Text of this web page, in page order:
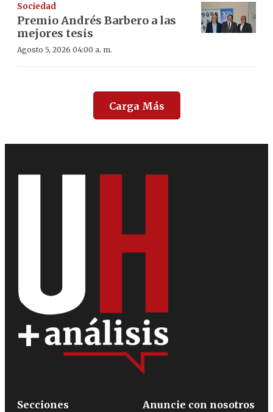
Sociedad
Premio Andrés Barbero a las
mejores tesis
Agosto 5, 2026 04:00 a. m.
Carga Más
Secciones
Anuncie con nosotros